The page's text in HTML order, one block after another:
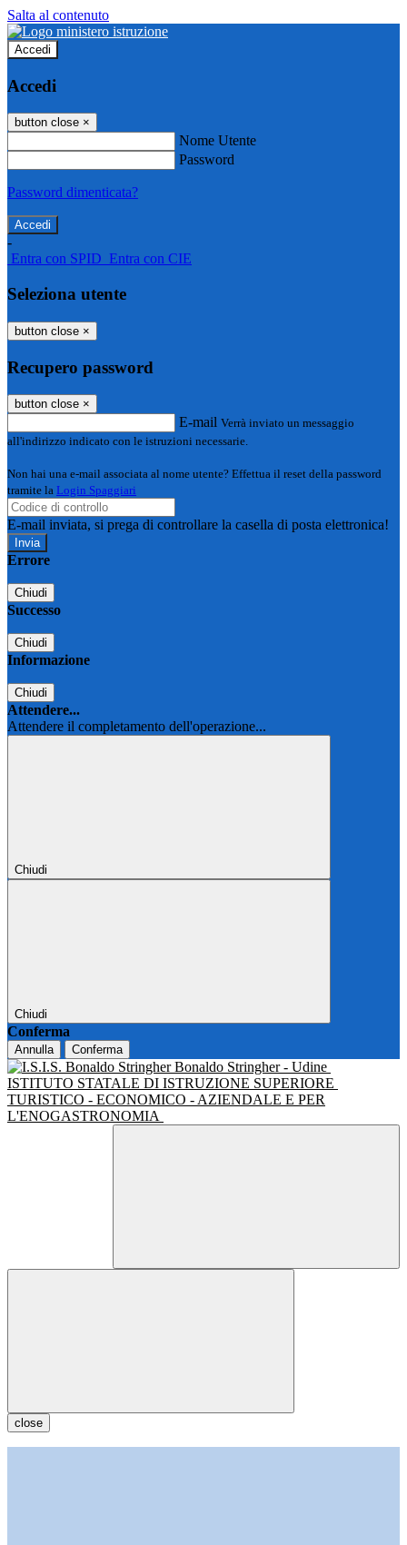
Salta al contenuto
Accedi
Accedi
button close ×
Nome Utente
Password
Password dimenticata?
-
Entra con SPID Entra con CIE
Seleziona utente
button close ×
Recupero password
button close ×
E-mail Verrà inviato un messaggio
all'indirizzo indicato con le istruzioni necessarie.
Non hai una e-mail associata al nome utente? Effettua il reset della password
tramite la Login Spaggiari
E-mail inviata, si prega di controllare la casella di posta elettronica!
Errore
Chiudi
Successo
Chiudi
Informazione
Chiudi
Attendere...
Attendere il completamento dell'operazione...
Chiudi
Chiudi
Conferma
Annulla Conferma
Bonaldo Stringher - Udine
ISTITUTO STATALE DI ISTRUZIONE SUPERIORE
TURISTICO - ECONOMICO - AZIENDALE E PER
L'ENOGASTRONOMIA
close